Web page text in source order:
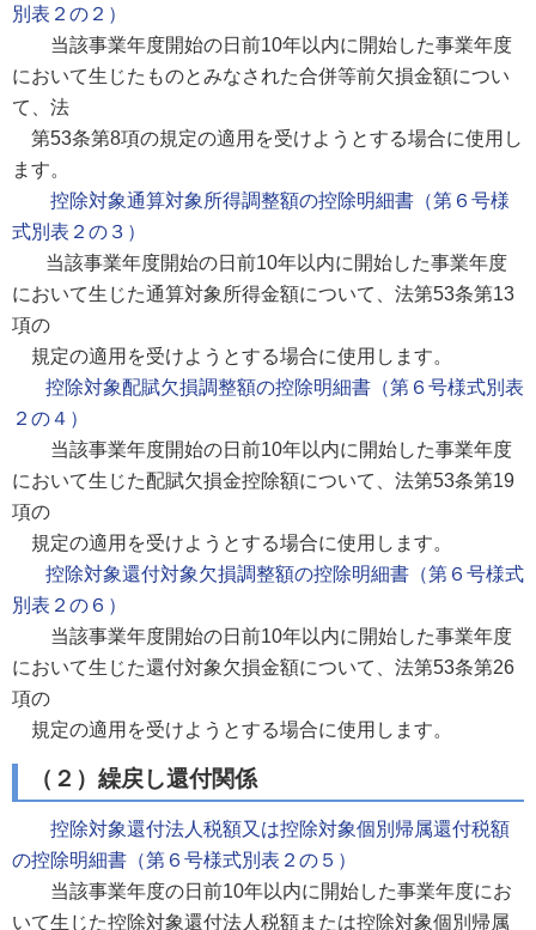
別表２の２）
当該事業年度開始の日前10年以内に開始した事業年度
において生じたものとみなされた合併等前欠損金額につい
て、法
第53条第8項の規定の適用を受けようとする場合に使用し
ます。
控除対象通算対象所得調整額の控除明細書（第６号様
式別表２の３）
当該事業年度開始の日前10年以内に開始した事業年度
において生じた通算対象所得金額について、法第53条第13
項の
規定の適用を受けようとする場合に使用します。
控除対象配賦欠損調整額の控除明細書（第６号様式別表
２の４）
当該事業年度開始の日前10年以内に開始した事業年度
において生じた配賦欠損金控除額について、法第53条第19
項の
規定の適用を受けようとする場合に使用します。
控除対象還付対象欠損調整額の控除明細書（第６号様式
別表２の６）
当該事業年度開始の日前10年以内に開始した事業年度
において生じた還付対象欠損金額について、法第53条第26
項の
規定の適用を受けようとする場合に使用します。
（２）繰戻し還付関係
控除対象還付法人税額又は控除対象個別帰属還付税額
の控除明細書（第６号様式別表２の５）
当該事業年度の日前10年以内に開始した事業年度にお
いて生じた控除対象還付法人税額または控除対象個別帰属